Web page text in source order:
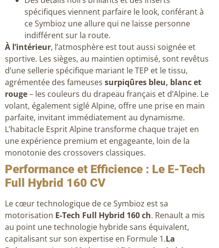
spécifiques viennent parfaire le look, conférant à
ce Symbioz une allure qui ne laisse personne
indifférent sur la route.
À l’intérieur, l’atmosphère est tout aussi soignée et
sportive. Les sièges, au maintien optimisé, sont revêtus
d’une sellerie spécifique mariant le TEP et le tissu,
agrémentée des fameuses surpiqûres bleu, blanc et
rouge– les couleurs du drapeau français et d’Alpine. Le
volant, également siglé Alpine, offre une prise en main
parfaite, invitant immédiatement au dynamisme.
L’habitacle Esprit Alpine transforme chaque trajet en
une expérience premium et engageante, loin de la
monotonie des crossovers classiques.
Performance et Efficience : Le E-Tech
Full Hybrid 160 CV
Le cœur technologique de ce Symbioz est sa
motorisation E-Tech Full Hybrid 160 ch. Renault a mis
au point une technologie hybride sans équivalent,
capitalisant sur son expertise en Formule 1.La